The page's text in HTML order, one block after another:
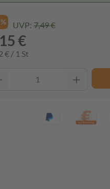
UVP: 7,49 €
€
€ / 1 St